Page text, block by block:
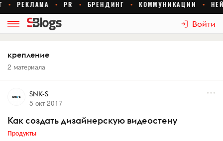
Войти
крепление
2 материала
SNK-S
5 окт 2017
Как создать дизайнерскую видеостену
Продукты